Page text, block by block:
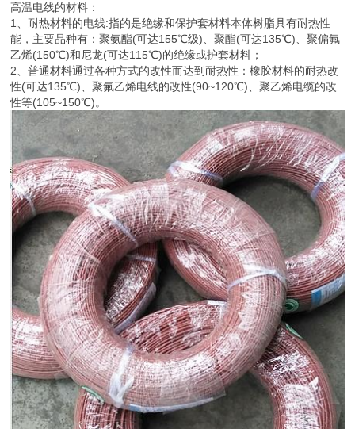
高温电线的材料：
1、耐热材料的电线:指的是绝缘和保护套材料本体树脂具有耐热性
能，主要品种有：聚氨酯(可达155℃级)、聚酯(可达135℃)、聚偏氟
乙烯(150℃)和尼龙(可达115℃)的绝缘或护套材料；
2、普通材料通过各种方式的改性而达到耐热性：橡胶材料的耐热改
性(可达135℃)、聚氟乙烯电线的改性(90~120℃)、聚乙烯电缆的改
性等(105~150℃)。